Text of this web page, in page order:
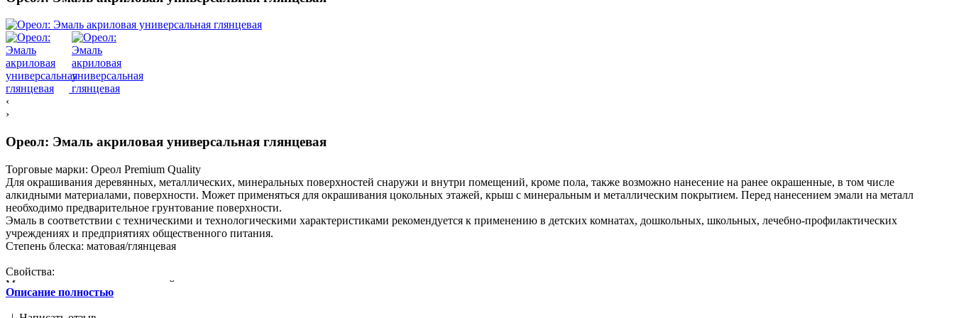
‹
›
Ореол: Эмаль акриловая универсальная глянцевая
Торговые марки: Ореол Premium Quality
Для окрашивания деревянных, металлических, минеральных поверхностей снаружи и внутри помещений, кроме пола, также возможно нанесение на ранее окрашенные, в том числе
алкидными материалами, поверхности. Может применяться для окрашивания цокольных этажей, крыш с минеральным и металлическим покрытием. Перед нанесением эмали на металл
необходимо предварительное грунтование поверхности.
Эмаль в соответствии с техническими и технологическими характеристиками рекомендуется к применению в детских комнатах, дошкольных, школьных, лечебно-профилактических
учреждениях и предприятиях общественного питания.
Степень блеска: матовая/глянцевая
Свойства:
Можно наносить поверх алкидной краски;
Ровное матовое/глянцевое покрытие, устойчивое к атмосферным воздействиям;
Описание полностью